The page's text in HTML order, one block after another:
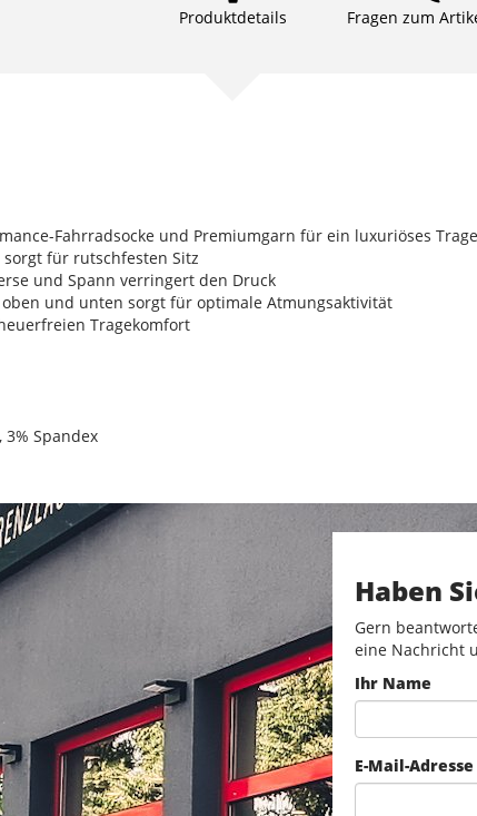
Produktdetails Fragen zum
Fahrradsocke und Premiumgarn für ein luxuriöses
für rutschfesten Sitz
und Spann verringert den Druck
und unten sorgt für optimale Atmungsaktivität
Tragekomfort
3% Spandex
Haben
Gern
eine Nachricht
Ihr Name
E-Mail-Adresse